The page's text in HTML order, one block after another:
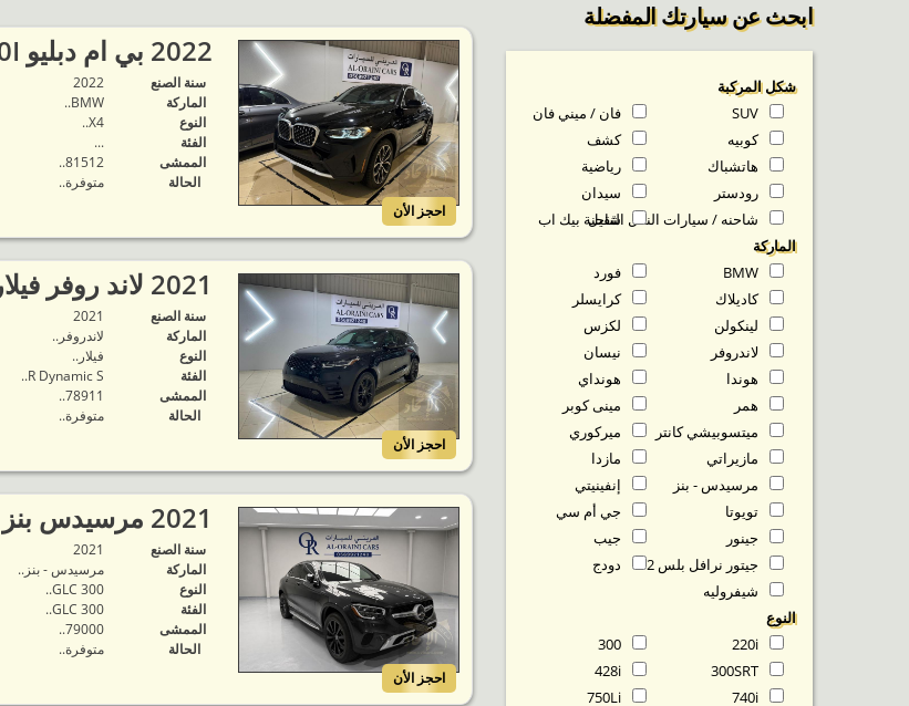
2022 بي ام دبليو XDRIVE30I..
سنة الصنع
2022
الماركة
BMW..
النوع
X4..
الفئة
...
الممشى
81512..
الحالة
متوفرة‬..
احجز الأن
2021 لاند روفر فيلار R-Dynamic S..
سنة الصنع
2021
الماركة
لاندروفر..
النوع
فيلار..
الفئة
R Dynamic S..
الممشى
78911..
الحالة
متوفرة‬..
احجز الأن
2021 مرسيدس بنز GLC300 كوبيه..
سنة الصنع
2021
الماركة
مرسيدس - بنز..
النوع
GLC 300..
الفئة
GLC 300..
الممشى
79000..
الحالة
متوفرة‬..
احجز الأن
ابحث عن سيارتك المفضلة
شكل المركبة
فان / ميني فان
كوبيه
كشف
هاتشباك
رياضية
رودستر
سيدان
شاحنه / سيارات النقل الثقيلشاحنة بيك اب
الماركة
فورد
كاديلاك
كرايسلر
لينكولن
لكزس
لاندروفر
نيسان
هوندا
هونداي
همر
مينى كوبر
ميتسوبيشي كانتر
ميركوري
مازيراتي
مازدا
مرسيدس - بنز
إنفينيتي
تويوتا
جي أم سي
جينور
جيب
جيتور نرافل بلس T2
دودج
شيفروليه
النوع